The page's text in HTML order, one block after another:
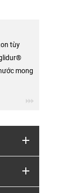
tùy
mong